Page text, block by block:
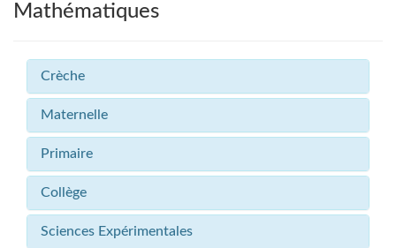
Mathématiques
Crèche
Maternelle
Primaire
Collège
Sciences Expérimentales